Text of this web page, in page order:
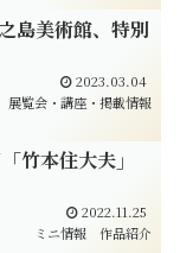
島美術館、特別
2023.03.04
展覧会・講座・掲載情報
竹本住大夫」
2022.11.25
ミニ情報
作品紹介